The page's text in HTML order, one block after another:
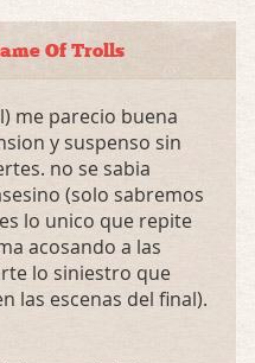
Of Trolls
me parecio buena
y suspenso sin
no se sabia
(solo sabremos
lo unico que repite
acosando a las
lo siniestro que
las escenas del final).